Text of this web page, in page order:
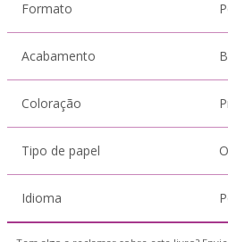
Formato
Acabamento
Coloração
Tipo de papel
Idioma